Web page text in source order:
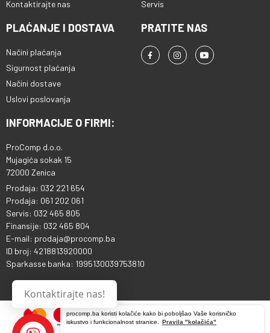
procomp.ba koristi kolačiće kako bi poboljšao Vaše korisničko
iskustvo i funkcionalnost stranice.
Pravila "kolačića"
Kontaktirajte nas
Servis
PLAĆANJE I DOSTAVA
Načini plaćanja
Sigurnost plaćanja
Načini dostave
Uslovi poslovanja
PRATITE NAS
INFORMACIJE O FIRMI:
ProComp d.o.o.
Mujagića sokak 15
72000 Zenica
Prodaja: 032 221 654
Prodaja: 061 202 061
Servis: 032 465 805
Finansije: 032 465 804
E-mail: prodaja@procomp.ba
ID broj: 4218813920000
Sparkasse banka: 1995130039753810
Kontaktirajte nas!